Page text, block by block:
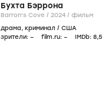
Бухта Бэррона
Barron's Cove / 2024 / фильм
драма, криминал / США
зрители: – film.ru: – IMDb: 8,5